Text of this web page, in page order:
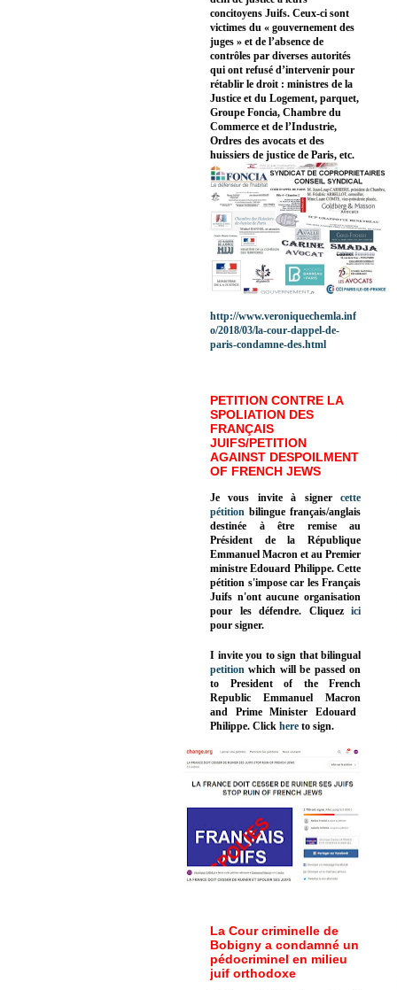
concitoyens Juifs. Ceux-ci sont
victimes du « gouvernement des
juges » et de l’absence de
contrôles par diverses autorités
qui ont refusé d’intervenir pour
rétablir le droit : ministres de la
Justice et du Logement, parquet,
Groupe Foncia, Chambre du
Commerce et de l’Industrie,
Ordres des avocats et des
huissiers de justice de Paris, etc.
http://www.veroniquechemla.inf
o/2018/03/la-cour-dappel-de-
paris-condamne-des.html
PETITION CONTRE LA
SPOLIATION DES
FRANÇAIS
JUIFS/PETITION
AGAINST DESPOILMENT
OF FRENCH JEWS
Je vous invite à signer cette
pétition bilingue français/anglais
destinée à être remise au
Président de la République
Emmanuel Macron et au Premier
ministre Edouard Philippe. Cette
pétition s'impose car les Français
Juifs n'ont aucune organisation
pour les défendre. Cliquez
ici
pour signer.
I invite you to sign that bilingual
petition which will be passed on
to President of the French
Republic Emmanuel Macron
and Prime Minister Edouard
Philippe. Click here to sign.
La Cour criminelle de
Bobigny a condamné un
pédocriminel en milieu
juif orthodoxe